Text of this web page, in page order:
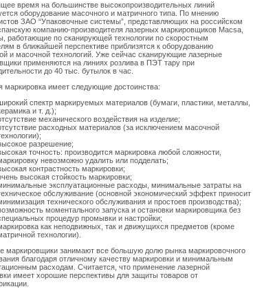
время на большинстве высокопроизводительных линий
оборудование масочного и матричного типа. По мнению
ЗАО “Упаковочные системы”, представляющих на российском
компанию-производителя лазерных маркировщиков Macsa,
работающие по сканирующей технологии по скоростным
в ближайшей перспективе приблизятся к оборудованию
и масочной технологий. Уже сейчас сканирующие лазерные
применяются на линиях розлива в ПЭТ тару при
до 40 тыс. бутылок в час.
маркировка имеет следующие достоинства:
спектр маркируемых материалов (бумаги, пластики, металлы,
и т. д.);
механического воздействия на изделие;
расходных материалов (за исключением масочной
разрешение;
точность: производится маркировка любой сложности,
невозможно удалить или подделать;
контрастность маркировки;
высокая стойкость маркировки;
эксплуатационные расходы, минимальные затраты на
обслуживание (основной экономический эффект приносит
технического обслуживания и простоев производства);
моментального запуска и остановки маркировщика без
процедур промывки и настройки;
как неподвижных, так и движущихся предметов (кроме
технологии).
маркировщики занимают все большую долю рынка маркировочного
благодаря отличному качеству маркировки и минимальным
расходам. Считается, что применение лазерной
имеет хорошие перспективы для защиты товаров от